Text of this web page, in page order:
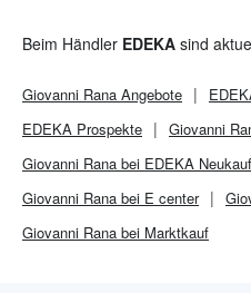
Beim Händler EDEKA sind
Giovanni Rana Angebote
EDEKA Prospekte
Giovanni
Giovanni Rana bei EDEKA Neukauf
Giovanni Rana bei E center
Giovanni Rana bei Marktkauf